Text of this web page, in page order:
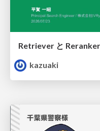
Retriever と
kazuaki